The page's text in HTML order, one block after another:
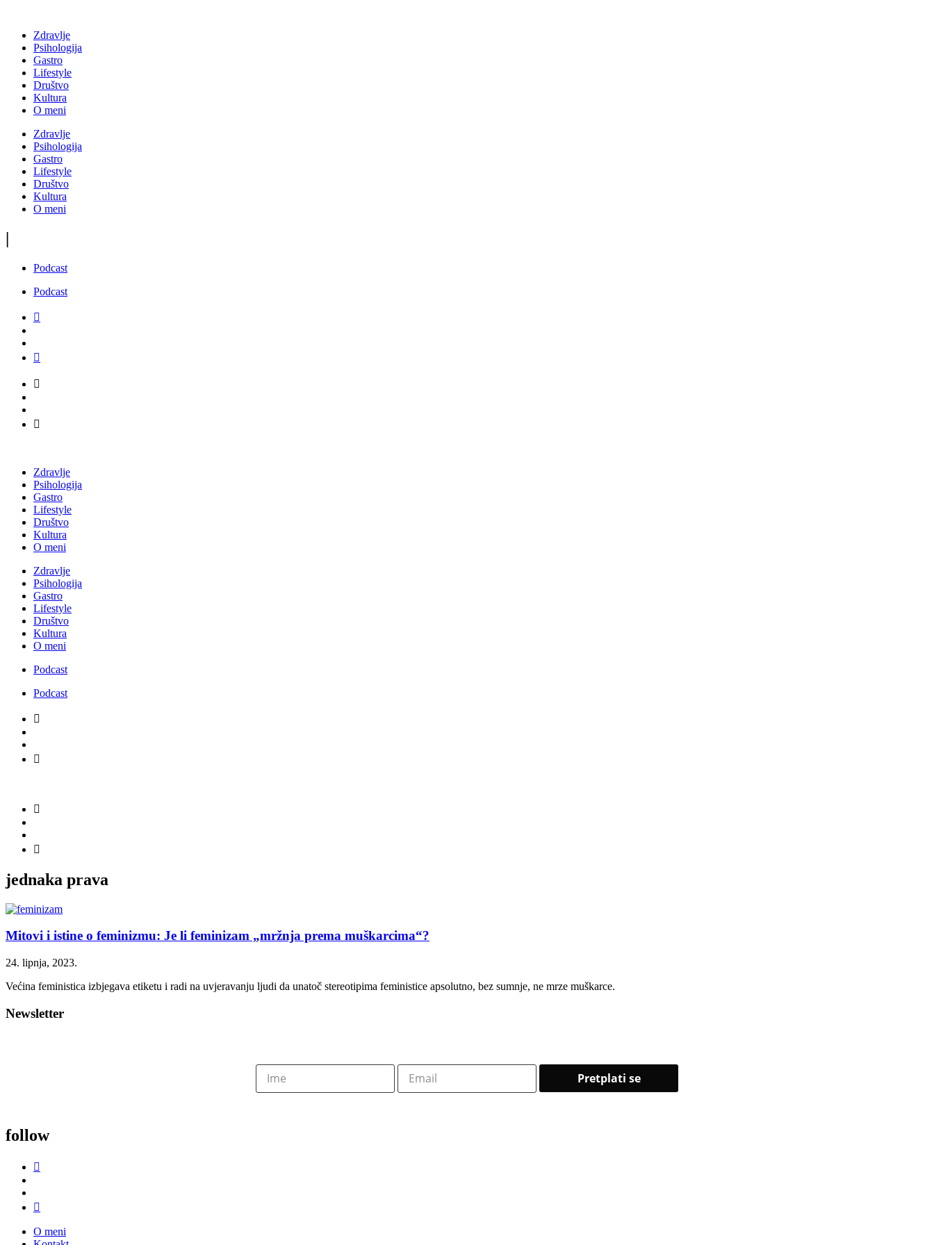
Zdravlje
Psihologija
Gastro
Lifestyle
Društvo
Kultura
O meni
Zdravlje
Psihologija
Gastro
Lifestyle
Društvo
Kultura
O meni
|
Podcast
Podcast
Zdravlje
Psihologija
Gastro
Lifestyle
Društvo
Kultura
O meni
Zdravlje
Psihologija
Gastro
Lifestyle
Društvo
Kultura
O meni
Podcast
Podcast
jednaka prava
Mitovi i istine o feminizmu: Je li feminizam „mržnja prema muškarcima“?
24. lipnja, 2023.
Većina feministica izbjegava etiketu i radi na uvjeravanju ljudi da unatoč stereotipima feministice apsolutno, bez sumnje, ne mrze muškarce.
Newsletter
follow
O meni